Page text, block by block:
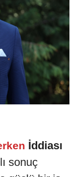
İddiası
sonuç